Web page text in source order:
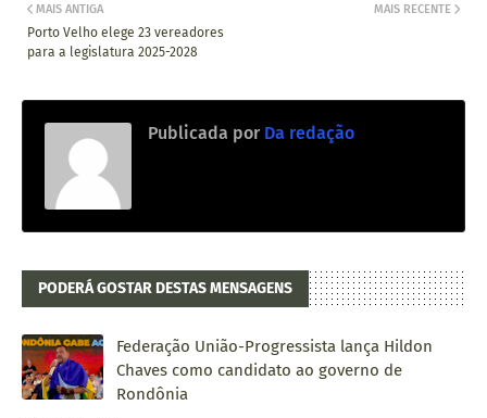
MAIS RECENTE
MAIS ANTIGA
Porto Velho elege 23 vereadores
para a legislatura 2025-2028
Publicada por Da redação
PODERÁ GOSTAR DESTAS MENSAGENS
Federação União-Progressista lança Hildon
Chaves como candidato ao governo de
Rondônia